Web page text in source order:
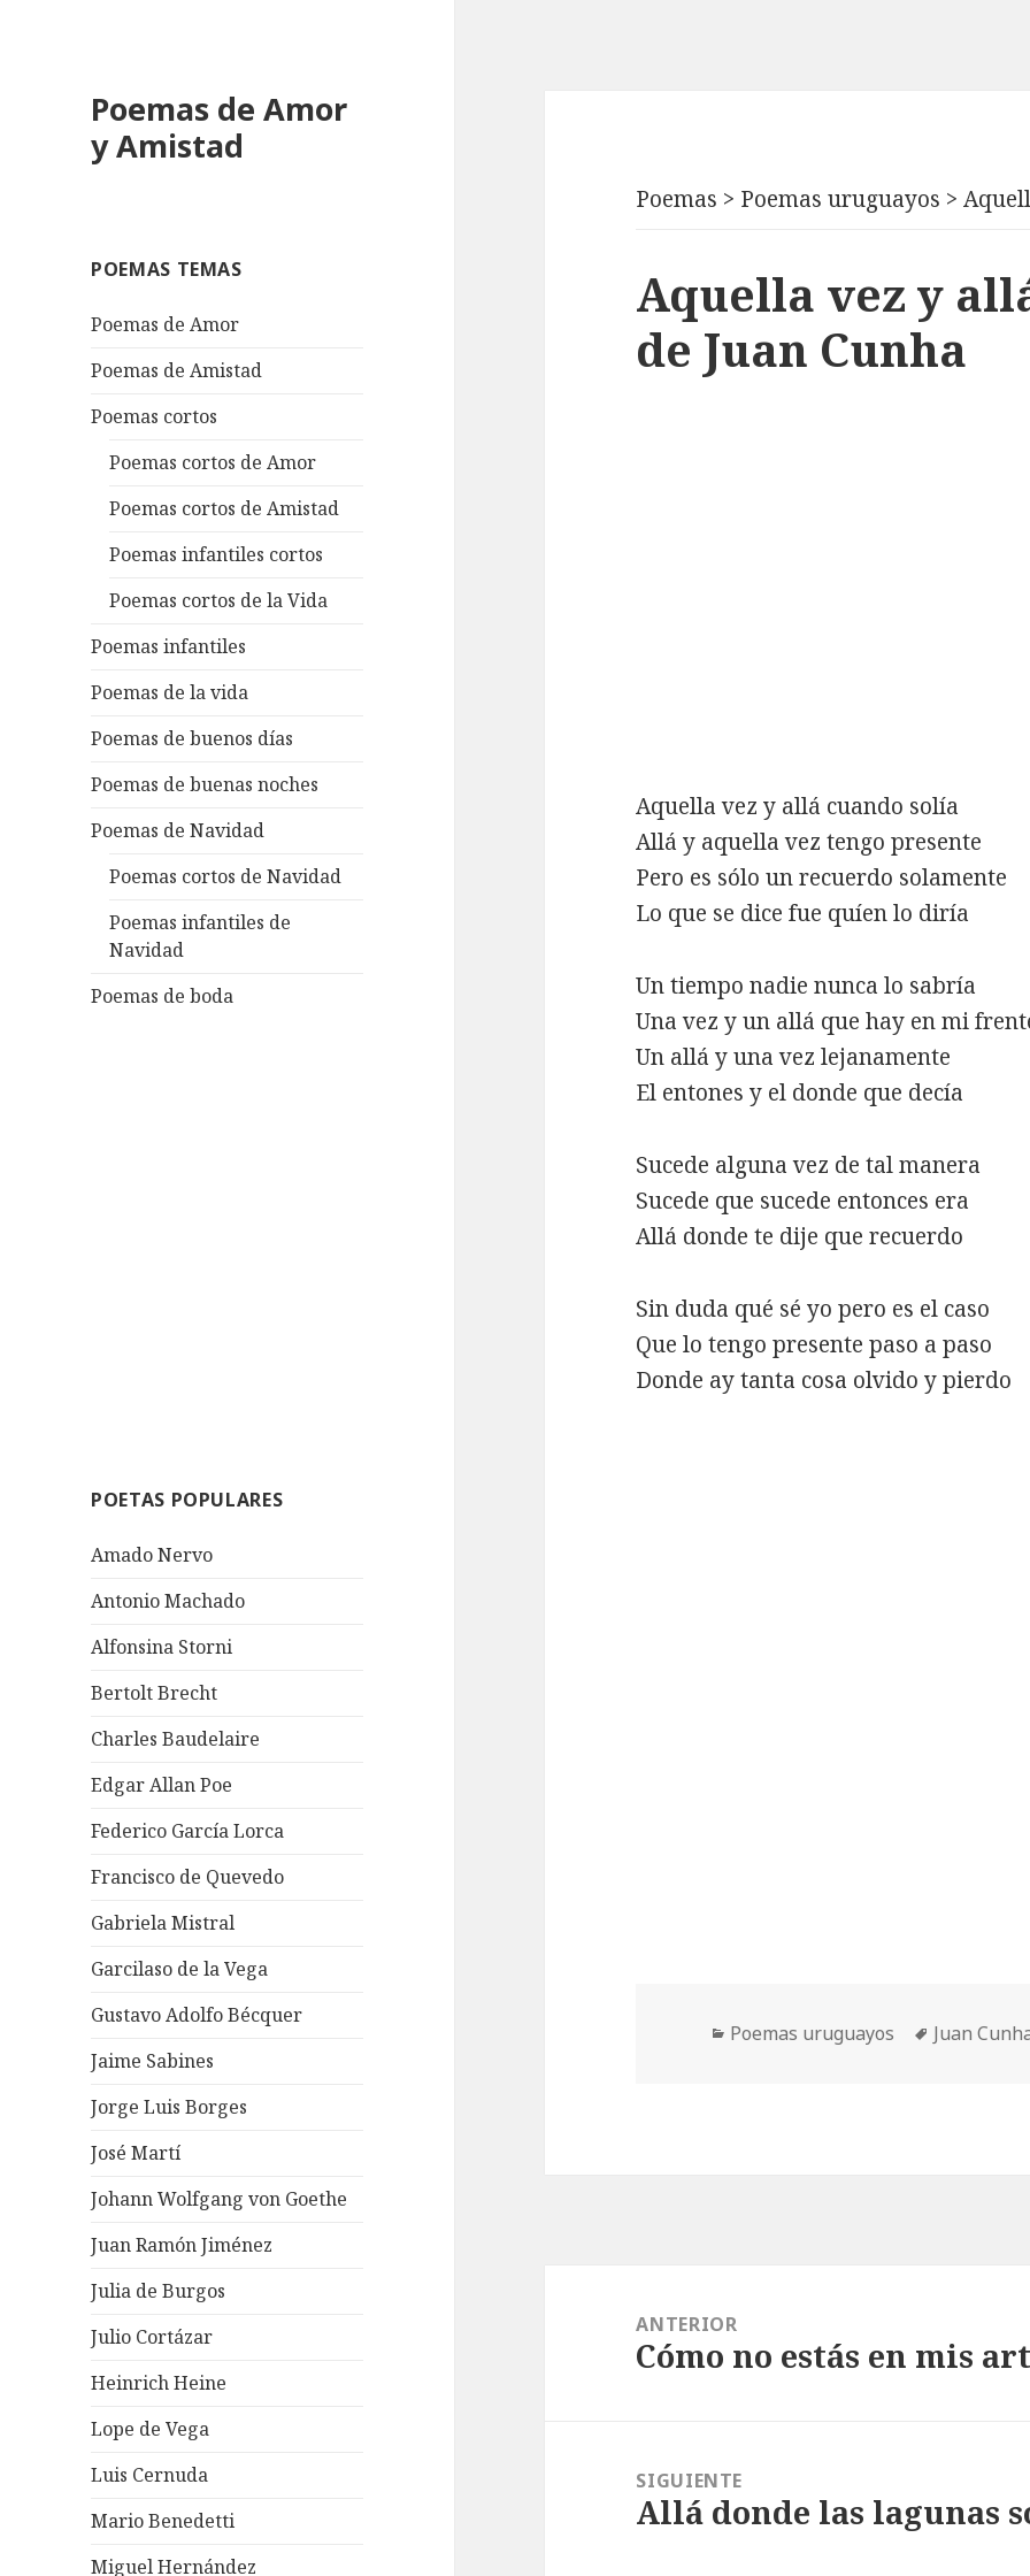
Poemas de Amor
y Amistad
POEMAS TEMAS
Poemas de Amor
Poemas de Amistad
Poemas cortos
Poemas cortos de Amor
Poemas cortos de Amistad
Poemas infantiles cortos
Poemas cortos de la Vida
Poemas infantiles
Poemas de la vida
Poemas de buenos días
Poemas de buenas noches
Poemas de Navidad
Poemas cortos de Navidad
Poemas infantiles de
Navidad
Poemas de boda
POETAS POPULARES
Amado Nervo
Antonio Machado
Alfonsina Storni
Bertolt Brecht
Charles Baudelaire
Edgar Allan Poe
Federico García Lorca
Francisco de Quevedo
Gabriela Mistral
Garcilaso de la Vega
Gustavo Adolfo Bécquer
Jaime Sabines
Jorge Luis Borges
José Martí
Johann Wolfgang von Goethe
Juan Ramón Jiménez
Julia de Burgos
Julio Cortázar
Heinrich Heine
Lope de Vega
Luis Cernuda
Mario Benedetti
Miguel Hernández
Poemas > Poemas uruguayos >
Aquella vez y
de Juan Cunha
Aquella vez y allá cuando solía
Allá y aquella vez tengo presente
Pero es sólo un recuerdo solamente
Lo que se dice fue quíen lo diría
Un tiempo nadie nunca lo sabría
Una vez y un allá que hay en mi
Un allá y una vez lejanamente
El entones y el donde que decía
Sucede alguna vez de tal manera
Sucede que sucede entonces era
Allá donde te dije que recuerdo
Sin duda qué sé yo pero es el caso
Que lo tengo presente paso a paso
Donde ay tanta cosa olvido y pierdo
Categorías
Poemas uruguayos Etiquetas
Juan
entradas
ANTERIOR
Entrada
Cómo no estás en mis
SIGUIENTE
Entrada
Allá donde las lagunas